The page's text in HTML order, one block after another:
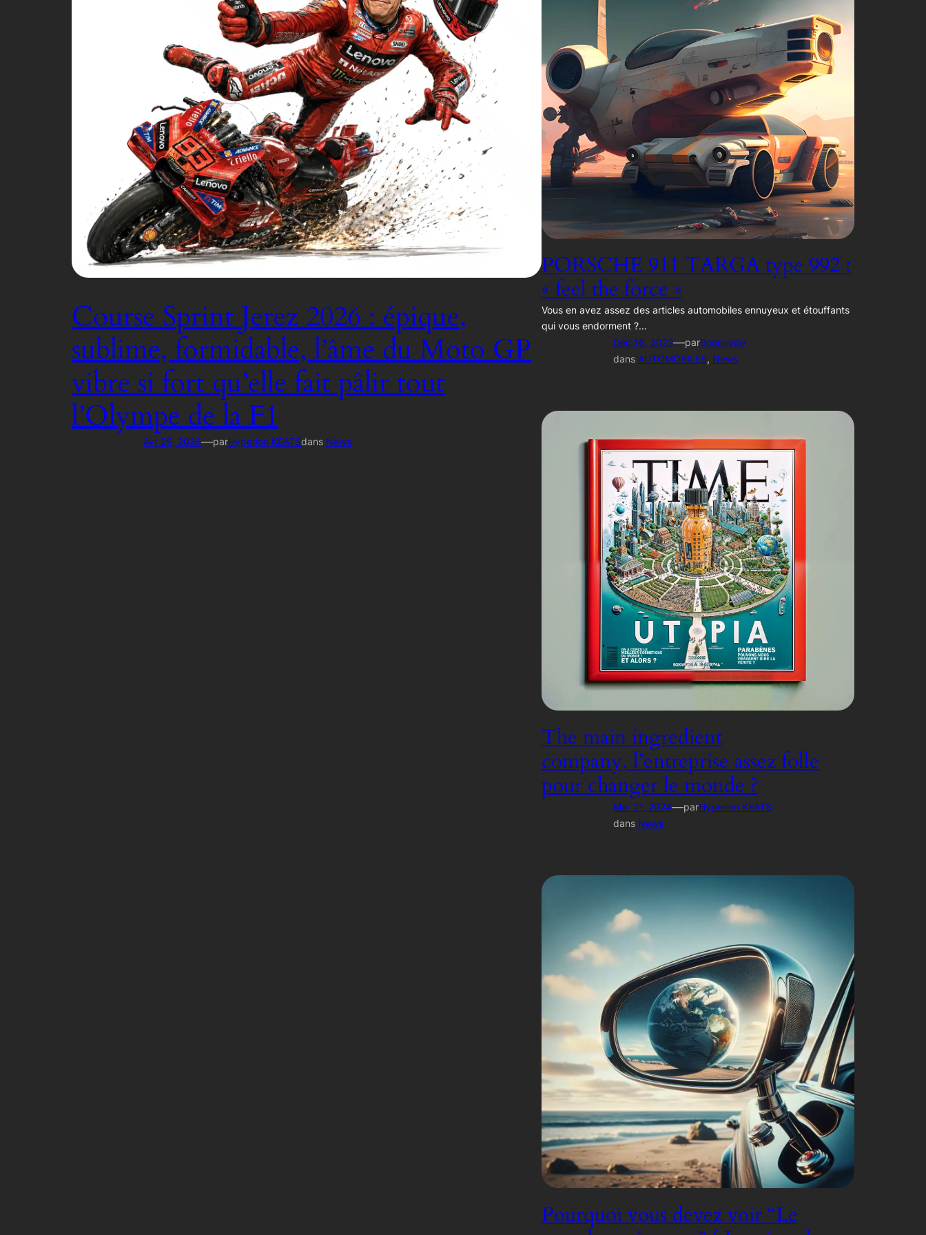
Course Sprint Jerez 2026 : épique,
sublime, formidable, l’âme du Moto GP
vibre si fort qu’elle fait pâlir tout
l’Olympe de la F1
Avr 25, 2026—parHyperion KEATSdans News
PORSCHE 911 TARGA type 992 :
« feel the force »
Vous en avez assez des articles automobiles ennuyeux et étouffants
qui vous endorment ?…
Déc 16, 2022—parBonneville
dans AUTOMOBILES, News
The main ingredient
company, l’entreprise assez folle
pour changer le monde ?
Mar 21, 2024—parHyperion KEATS
dans News
Pourquoi vous devez voir “Le